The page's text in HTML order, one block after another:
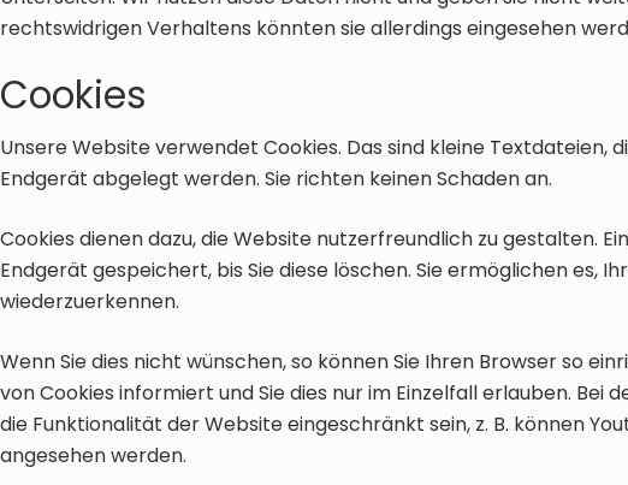
rechtswidrigen Verhaltens könnten sie allerdings eingesehen
Cookies
Unsere Website verwendet Cookies. Das sind kleine Textdateien,
Endgerät abgelegt werden. Sie richten keinen Schaden an.
Cookies dienen dazu, die Website nutzerfreundlich zu gestalten.
Endgerät gespeichert, bis Sie diese löschen. Sie ermöglichen es,
wiederzuerkennen.
Wenn Sie dies nicht wünschen, so können Sie Ihren Browser so
von Cookies informiert und Sie dies nur im Einzelfall erlauben. Bei
die Funktionalität der Website eingeschränkt sein, z. B. können
angesehen werden.